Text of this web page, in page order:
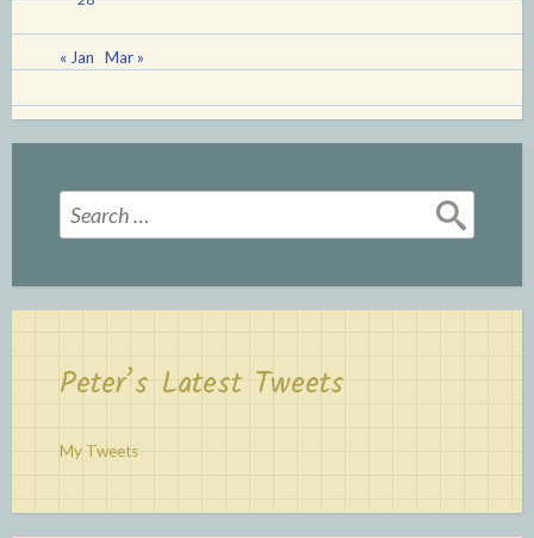
« Jan Mar »
Search
for:
Peter’s Latest Tweets
My Tweets